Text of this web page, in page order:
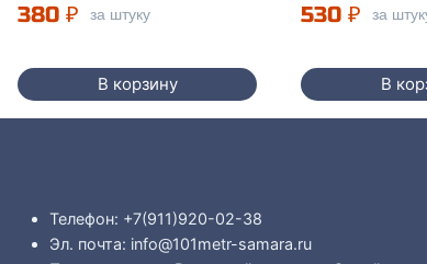
380 ₽ за штуку
В корзину
530₽ за
В
Телефон: +7(911)920-02-38
Эл. почта: info@101metr-samara.ru